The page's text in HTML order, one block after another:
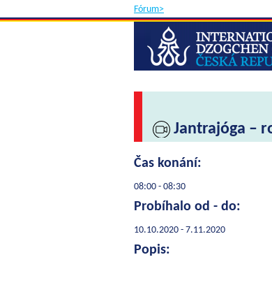
Fórum>
Jantrajóga –
Čas konání:
08:00 - 08:30
Probíhalo od - do:
10.10.2020 - 7.11.2020
Popis: